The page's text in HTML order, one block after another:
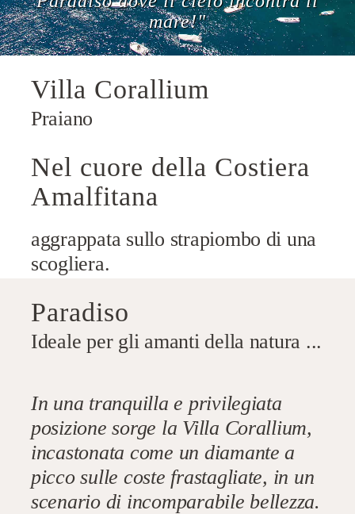
mare!"
Villa Corallium
Praiano
Nel cuore della Costiera
Amalfitana
aggrappata sullo strapiombo di una
scogliera.
Paradiso
Ideale per gli amanti della natura ...
In una tranquilla e privilegiata
posizione sorge la Villa Corallium,
incastonata come un diamante a
picco sulle coste frastagliate, in un
scenario di incomparabile bellezza.